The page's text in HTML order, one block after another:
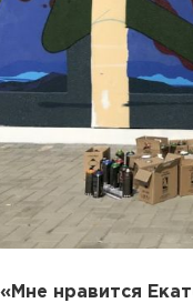
«Мне нравится